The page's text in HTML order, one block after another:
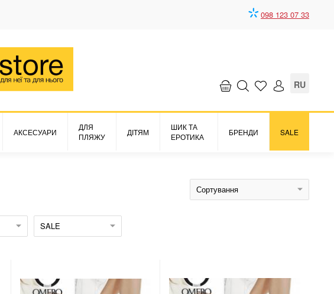
098 123 07 33
RU
АКСЕСУАРИ
ДЛЯ
ПЛЯЖУ
ДІТЯМ
ШИК ТА
ЕРОТИКА
БРЕНДИ SALE
Сортування
SALE